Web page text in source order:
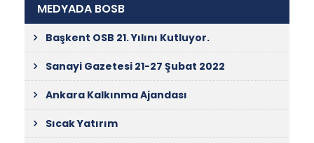
MEDYADA BOSB
Başkent OSB 21. Yılını Kutluyor.
Sanayi Gazetesi 21-27 Şubat 2022
Ankara Kalkınma Ajandası
Sıcak Yatırım